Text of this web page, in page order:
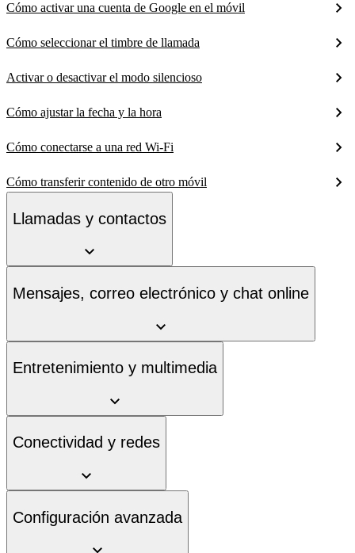
Cómo activar una cuenta de Google en el móvil
Cómo seleccionar el timbre de llamada
Activar o desactivar el modo silencioso
Cómo ajustar la fecha y la hora
Cómo conectarse a una red Wi-Fi
Cómo transferir contenido de otro móvil
Llamadas y contactos
Mensajes, correo electrónico y chat online
Entretenimiento y multimedia
Conectividad y redes
Configuración avanzada